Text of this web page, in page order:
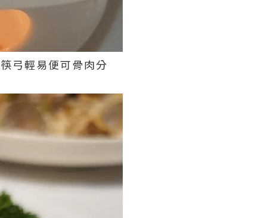
弓輕易便可骨肉分